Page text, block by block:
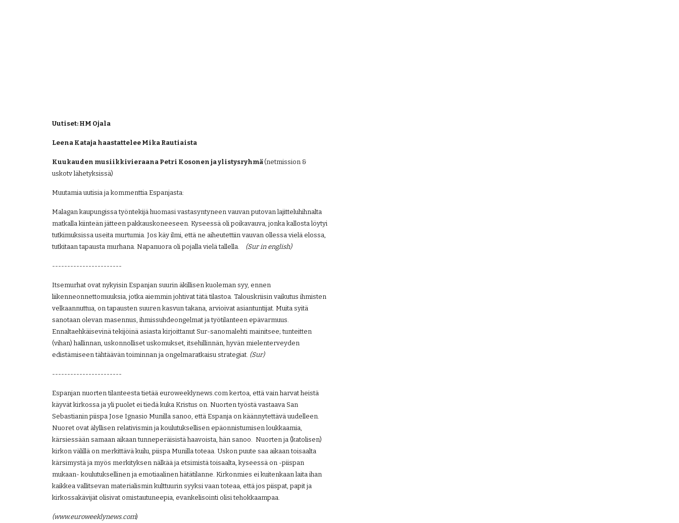
Uutiset: HM Ojala
Leena Kataja haastattelee Mika Rautiaista
Kuukauden musiikkivieraana Petri Kosonen ja ylistysryhmä (netmission &
uskotv lähetyksissä)
Muutamia uutisia ja kommenttia Espanjasta:
Malagan kaupungissa työntekijä huomasi vastasyntyneen vauvan putovan lajitteluhihnalta
matkalla kiinteän jätteen pakkauskoneeseen. Kyseessä oli poikavauva, jonka kallosta löytyi
tutkimuksissa useita murtumia. Jos käy ilmi, että ne aiheutettiin vauvan ollessa vielä elossa,
tutkitaan tapausta murhana. Napanuora oli pojalla vielä tallella. (Sur in english)
-----------------------
Itsemurhat ovat nykyisin Espanjan suurin äkillisen kuoleman syy, ennen
liikenneonnettomuuksia, jotka aiemmin johtivat tätä tilastoa. Talouskriisin vaikutus ihmisten
velkaannuttua, on tapausten suuren kasvun takana, arvioivat asiantuntijat. Muita syitä
sanotaan olevan masennus, ihmissuhdeongelmat ja työtilanteen epävarmuus.
Ennaltaehkäisevinä tekijöinä asiasta kirjoittanut Sur-sanomalehti mainitsee; tunteitten
(vihan) hallinnan, uskonnolliset uskomukset, itsehillinnän, hyvän mielenterveyden
edistämiseen tähtäävän toiminnan ja ongelmaratkaisu strategiat. (Sur)
-----------------------
Espanjan nuorten tilanteesta tietää euroweeklynews.com kertoa, että vain harvat heistä
käyvät kirkossa ja yli puolet ei tiedä kuka Kristus on. Nuorten työstä vastaava San
Sebastianin piispa Jose Ignasio Munilla sanoo, että Espanja on käännytettävä uudelleen.
Nuoret ovat älyllisen relativismin ja koulutuksellisen epäonnistumisen loukkaamia,
kärsiessään samaan aikaan tunneperäisistä haavoista, hän sanoo.  Nuorten ja (katolisen)
kirkon välillä on merkittävä kuilu, piispa Munilla toteaa. Uskon puute saa aikaan toisaalta
kärsimystä ja myös merkityksen nälkää ja etsimistä toisaalta, kyseessä on -piispan
mukaan- koulutuksellinen ja emotiaalinen hätätilanne. Kirkonmies ei kuitenkaan laita ihan
kaikkea vallitsevan materialismin kulttuurin syyksi vaan toteaa, että jos piispat, papit ja
kirkossakävijät olisivat omistautuneepia, evankelisointi olisi tehokkaampaa.
(www.euroweeklynews.com)